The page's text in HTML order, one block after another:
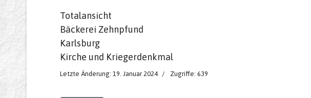
Totalansicht
Bäckerei Zehnpfund
Karlsburg
Kirche und Kriegerdenkmal
Letzte Änderung: 19. Januar 2024 Zugriffe: 639